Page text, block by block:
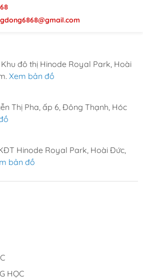
vật dụng cá nhân. Hệ thống
bố trí khoa học giúp việc kết
nhanh chóng, đồng thời giữ cho
gàng, chuyên nghiệp. Thiết
khối tạo khoảng để chân rộng
giác dễ chịu cho người sử dụng
họp kéo dài.
cao cấp - BH 85
cao cấp - BH 85
cao cấp - BH 85
Khu đô thị Hinode Royal Park, Hoài
Xem bản đồ
Thị Pha, ấp 6, Đông Thạnh, Hóc
Hinode Royal Park, Hoài Đức,
bản đồ
HỌC